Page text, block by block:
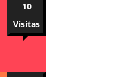
10
Visitas